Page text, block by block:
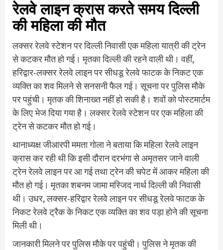
रेलवे लाइन क्रास करते समय दिल्ली
की महिला की मौत
लक्सर रेलवे स्टेशन पर दिल्ली निवासी एक महिला यात्री की ट्रेन
से कटकर मौत हो गई। मृतका दिल्ली की रहने वाली थी। वहीं,
हरिद्वार-लक्सर रेलवे लाइन पर सीधडू रेलवे फाटक के निकट एक
व्यक्ति का शव मिलने से सनसनी फैल गई। सूचना पर पुलिस मौके
पर पहुंची। मृतक की शिनाख्त नहीं हो सकी है। शवों को पोस्टमार्टम
के लिए भेज दिया गया है। लक्सर रेलवे स्टेशन पर एक महिला की
ट्रेन से कटकर मौत हो गई।
थानाध्यक्ष जीआरपी ममता गोला ने बताया कि महिला रेलवे लाइन
क्रास कर रही थी कि इसी दौरान दरभंगा से अमृतसर जाने वाली
ट्रेन रेलवे लाइन पर आ गई तथा ट्रेन की चपेट में आकर महिला की
मौत हो गई। मृतका शबनम जामा मस्जिद नार्थ दिल्ली की निवासी
थी। उधर, लक्सर-हरिद्वार रेलवे लाइन पर सीधडू रेलवे फाटक के
निकट रेलवे ट्रैक के निकट एक व्यक्ति का शव पड़ा होने की सूचना
मिली थी।
जानकारी मिलने पर पुलिस मौके पर पहुंची। पुलिस ने मृतक की